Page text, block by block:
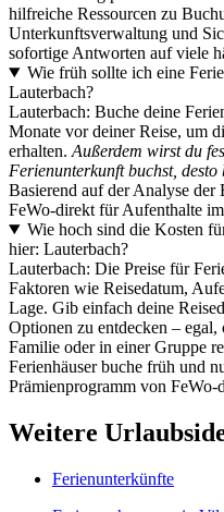
hilfreiche Ressourcen zu
Unterkunftsverwaltung und
sofortige Antworten auf viele
Wie früh sollte ich eine
Lauterbach?
Lauterbach: Buche deine
Monate vor deiner Reise, um
erhalten. Außerdem wirst du
Ferienunterkunft buchst,
Basierend auf der Analyse der
FeWo-direkt für Aufenthalte
Wie hoch sind die Kosten
hier: Lauterbach?
Lauterbach: Die Preise für
Faktoren wie Reisedatum,
Lage. Gib einfach deine
Optionen zu entdecken –
Familie oder in einer Gruppe
Ferienhäuser buche früh und
Prämienprogramm von FeWo-
Weitere
Ferienunterkünfte